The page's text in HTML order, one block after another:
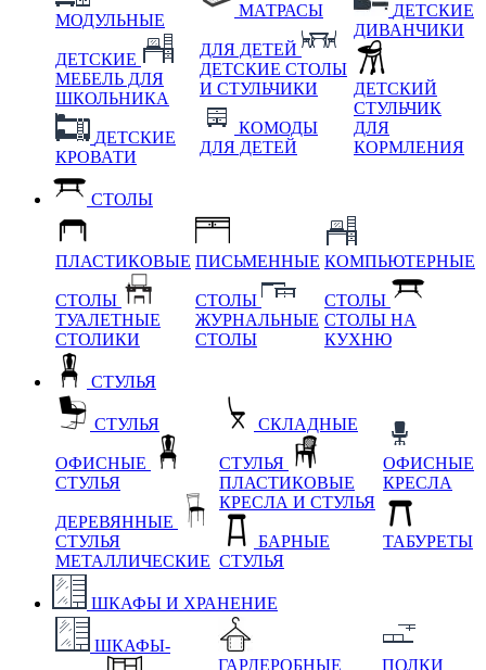
МОДУЛЬНЫЕ
ДЕТСКИЕ
МЕБЕЛЬ ДЛЯ
ШКОЛЬНИКА
ДЕТСКИЕ
КРОВАТИ
МАТРАСЫ
ДЛЯ ДЕТЕЙ
ДЕТСКИЕ СТОЛЫ
И СТУЛЬЧИКИ
КОМОДЫ
ДЛЯ ДЕТЕЙ
ДЕТСКИЕ
ДИВАНЧИКИ
ДЕТСКИЙ
СТУЛЬЧИК
ДЛЯ
КОРМЛЕНИЯ
СТОЛЫ
ПЛАСТИКОВЫЕ
СТОЛЫ
ТУАЛЕТНЫЕ
СТОЛИКИ
ПИСЬМЕННЫЕ
СТОЛЫ
ЖУРНАЛЬНЫЕ
СТОЛЫ
КОМПЬЮТЕРНЫЕ
СТОЛЫ
СТОЛЫ НА
КУХНЮ
СТУЛЬЯ
СТУЛЬЯ
ОФИСНЫЕ
СТУЛЬЯ
ДЕРЕВЯННЫЕ
СТУЛЬЯ
МЕТАЛЛИЧЕСКИЕ
СКЛАДНЫЕ
СТУЛЬЯ
ПЛАСТИКОВЫЕ
КРЕСЛА И СТУЛЬЯ
БАРНЫЕ
СТУЛЬЯ
ОФИСНЫЕ
КРЕСЛА
ТАБУРЕТЫ
ШКАФЫ И ХРАНЕНИЕ
ШКАФЫ-
ГАРДЕРОБНЫЕ
ПОЛКИ